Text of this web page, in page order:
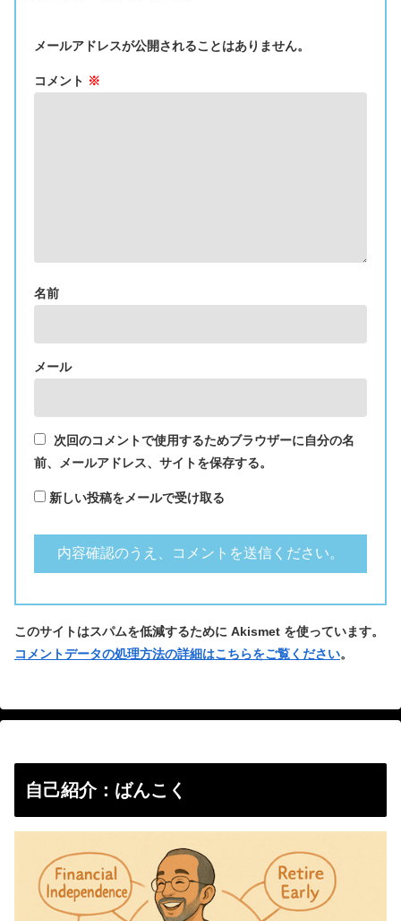
メールアドレスが公開されることはありません。
コメント ※
名前
メール
次回のコメントで使用するためブラウザーに自分の名
前、メールアドレス、サイトを保存する。
新しい投稿をメールで受け取る
このサイトはスパムを低減するために Akismet を使っています。
コメントデータの処理方法の詳細はこちらをご覧ください。
自己紹介：ばんこく